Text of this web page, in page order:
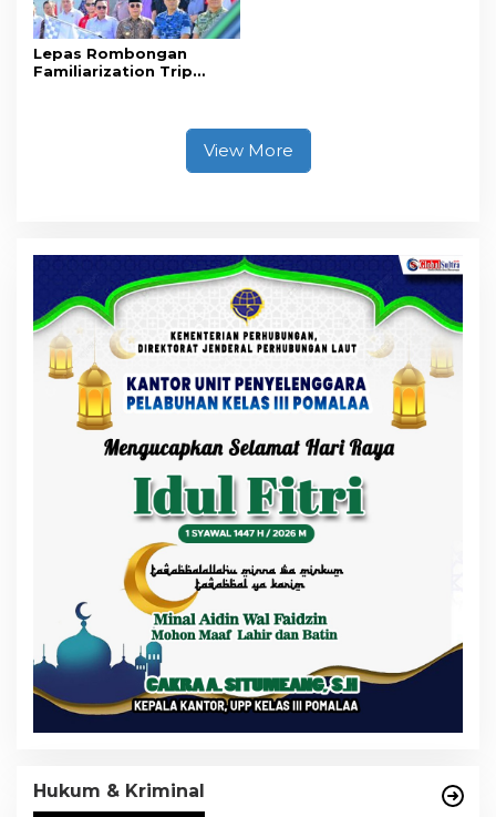
Lepas Rombongan
Familiarization Trip
View More
Hukum & Kriminal